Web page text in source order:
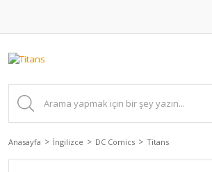
Anasayfa İngilizce DC Comics Titans